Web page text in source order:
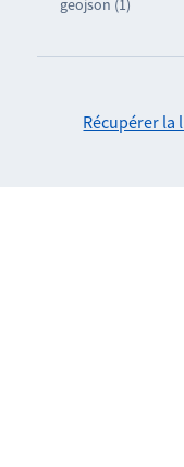
geojson (1)
Récupérer la